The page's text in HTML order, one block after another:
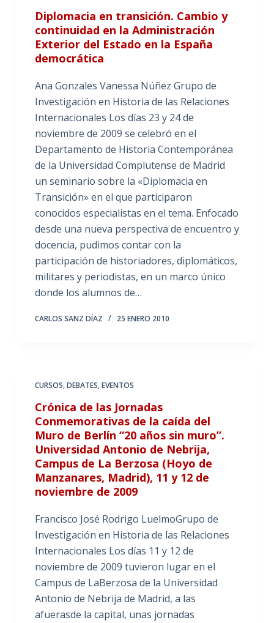
Diplomacia en transición. Cambio y
continuidad en la Administración
Exterior del Estado en la España
democrática
Ana Gonzales Vanessa Núñez Grupo de
Investigación en Historia de las Relaciones
Internacionales Los días 23 y 24 de
noviembre de 2009 se celebró en el
Departamento de Historia Contemporánea
de la Universidad Complutense de Madrid
un seminario sobre la «Diplomacia en
Transición» en el que participaron
conocidos especialistas en el tema. Enfocado
desde una nueva perspectiva de encuentro y
docencia, pudimos contar con la
participación de historiadores, diplomáticos,
militares y periodistas, en un marco único
donde los alumnos de…
CARLOS SANZ DÍAZ 25 ENERO 2010
CURSOS,DEBATES,EVENTOS
Crónica de las Jornadas
Conmemorativas de la caída del
Muro de Berlín “20 años sin muro”.
Universidad Antonio de Nebrija,
Campus de La Berzosa (Hoyo de
Manzanares, Madrid), 11 y 12 de
noviembre de 2009
Francisco José Rodrigo LuelmoGrupo de
Investigación en Historia de las Relaciones
Internacionales Los días 11 y 12 de
noviembre de 2009 tuvieron lugar en el
Campus de LaBerzosa de la Universidad
Antonio de Nebrija de Madrid, a las
afuerasde la capital, unas jornadas